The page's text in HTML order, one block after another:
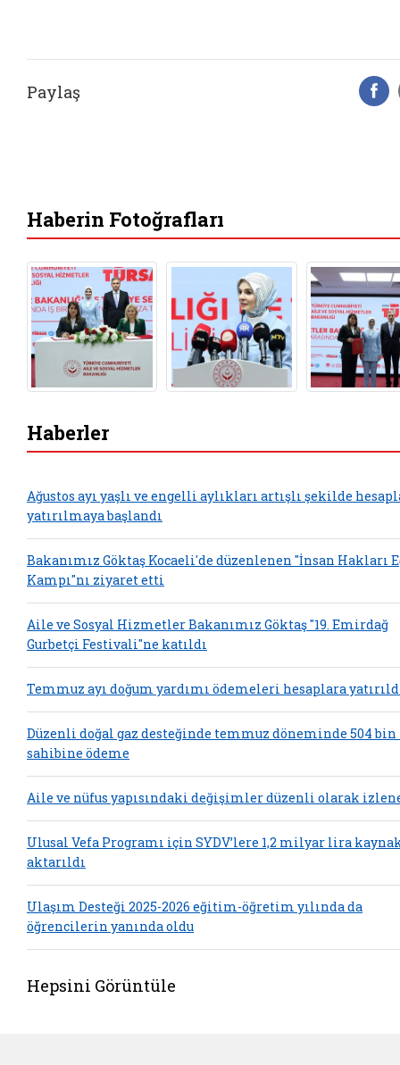
Paylaş
Haberin Fotoğrafları
Haberler
Ağustos ayı yaşlı ve engelli aylıkları artışlı şekilde
yatırılmaya başlandı
Bakanımız Göktaş Kocaeli'de düzenlenen "İnsan Hakları
Kampı"nı ziyaret etti
Aile ve Sosyal Hizmetler Bakanımız Göktaş "19. Emirdağ
Gurbetçi Festivali"ne katıldı
Temmuz ayı doğum yardımı ödemeleri hesaplara
Düzenli doğal gaz desteğinde temmuz döneminde 504
sahibine ödeme
Aile ve nüfus yapısındaki değişimler düzenli olarak
Ulusal Vefa Programı için SYDV’lere 1,2 milyar lira
aktarıldı
Ulaşım Desteği 2025-2026 eğitim-öğretim yılında da
öğrencilerin yanında oldu
Hepsini Görüntüle